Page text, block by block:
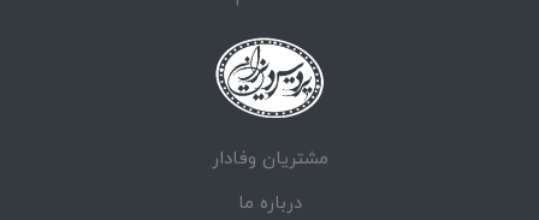
مشتریان وفادار
درباره ما